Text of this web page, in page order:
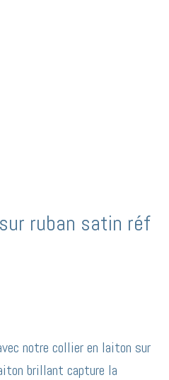
ruban satin réf
notre collier en laiton sur
brillant capture la